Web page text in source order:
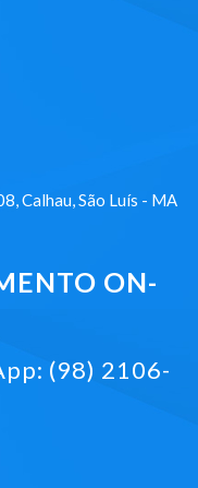
Calhau, São Luís - MA
ON-
(98) 2106-